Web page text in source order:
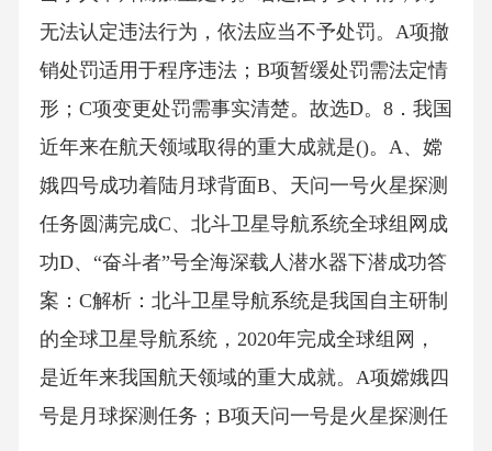
无法认定违法行为，依法应当不予处罚。A项撤
销处罚适用于程序违法；B项暂缓处罚需法定情
形；C项变更处罚需事实清楚。故选D。8．我国
近年来在航天领域取得的重大成就是()。A、嫦
娥四号成功着陆月球背面B、天问一号火星探测
任务圆满完成C、北斗卫星导航系统全球组网成
功D、“奋斗者”号全海深载人潜水器下潜成功答
案：C解析：北斗卫星导航系统是我国自主研制
的全球卫星导航系统，2020年完成全球组网，
是近年来我国航天领域的重大成就。A项嫦娥四
号是月球探测任务；B项天问一号是火星探测任